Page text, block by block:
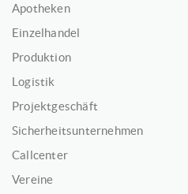
Apotheken
Einzelhandel
Produktion
Logistik
Projektgeschäft
Sicherheitsunternehmen
Callcenter
Vereine